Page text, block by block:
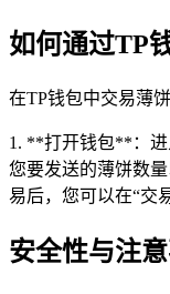
如何通过TP
在TP钱包中交易薄
1. **打开钱包**：
您要发送的薄饼数
易后，您可以在“交
安全性与注